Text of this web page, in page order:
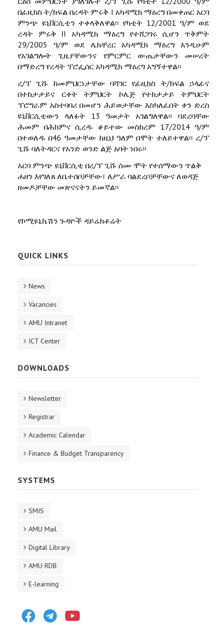
በፊዚክስ ት/ክፍል በረዳት ምሩቅ I አካዳሚክ ማዕረግ በመቀጠር አርባ
ምንጭ ዩኒቨርሲቲን ተቀላቅለዋል፡፡ የካቲት 12/2001 ዓ/ም ወደ
ረዳት ምሩቅ II አካዳሚክ ማዕረግ የተሸጋገሩ ሲሆን ጥቅምት
29/2005 ዓ/ም ወደ ሌክቸረር አካዳሚክ ማዕረግ እንዲሁም
የአገልግሎት ጊዜያቸውንና የምርምር ውጤታቸውን መሠረት
በማድረግ የረዳት ፕሮፌሰር አካዳሚክ ማዕረግ አግኝተዋል፡፡
ረ/ፕ ጊሹ ከመምህርነታቸው ባሻገር የፊዚክስ ት/ክፍል ኃላፊና
በተከታታይና ርቀት ትምህርት ኮሌጅ የተከታታይ ትምህርት
ፕሮግራም አስተባባሪ በመሆን ሕይወታቸው እስካለፈበት ቀን ድረስ
ዩኒቨርሲቲውን ላለፉት 13 ዓመታት አገልግለዋል፡፡ ባደረባቸው
ሕመም በሕክምና ሲረዱ ቆይተው መስከረም 17/2014 ዓ/ም
በተወለዱ በ46 ዓመታቸው ከዚህ ዓለም በሞት ተለይተዋል፡፡ ረ/ፕ
ጊሹ ባለትዳርና የአንድ ወንድ ልጅ አባት ነበሩ፡፡
አርባ ምንጭ ዩኒቨርሲቲ በረ/ፕ ጊሹ ሰሙ ሞት የተሰማውን ጥልቅ
ሐዘን እየገለጸ ለቤተሰቦቻቸው፣ ለሥራ ባልደረቦቻቸውና ለወዳጅ
ዘመዶቻቸው መጽናናትን ይመኛል፡፡
የኮሚዩኒኬሽን ጉዳዮች ዳይሬክቶሬት
QUICK LINKS
News
Vacancies
AMU Intranet
ICT Center
DOWNLOADS
Newsletter
Registrar
Academic Calendar
Finance & Budget Transparency
SYSTEMS
SMIS
AMU Mail
Digital Library
AMU RDB
E-learning
FacebookTelegram